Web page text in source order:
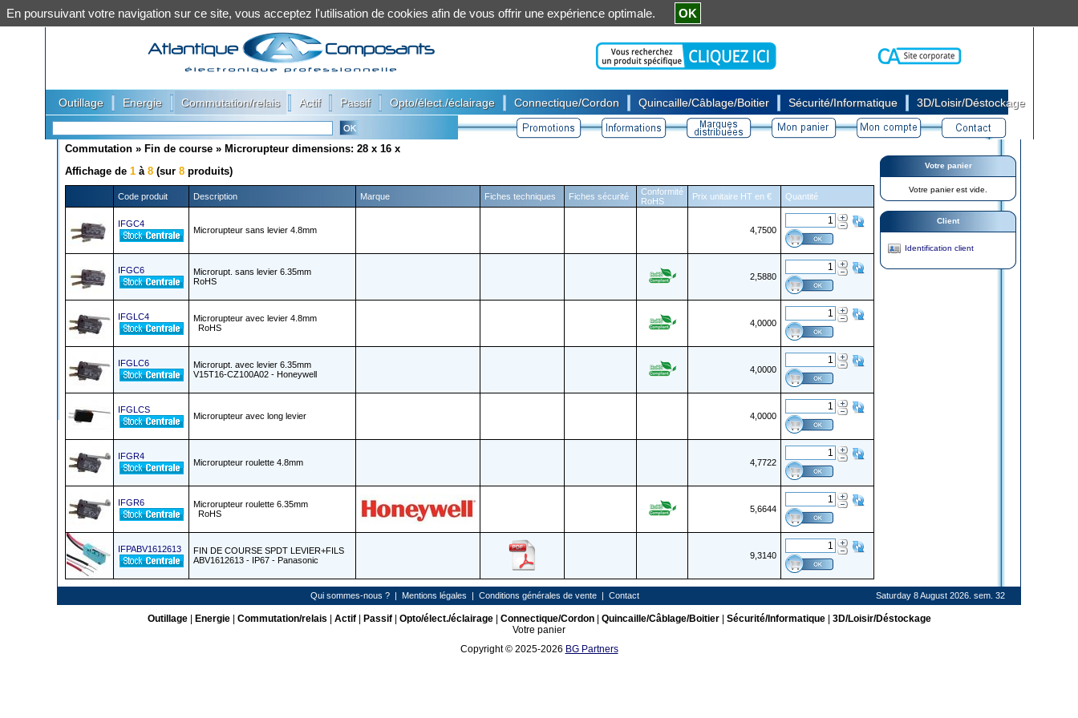
Outillage Energie Commutation/relais Actif Passif Opto/élect./éclairage Connectique/Cordon Quincaille/Câblage/Boitier Sécurité/Informatique 3D/Loisir/Déstockage
Commutation » Fin de course » Microrupteur dimensions: 28 x 16 x
Affichage de 1 à 8 (sur 8 produits)
Code produit Description Marque Fiches techniques Fiches sécurité
Conformité
RoHS
Prix unitaire HT en € Quantité
IFGC4
Microrupteur sans levier 4.8mm 4,7500
IFGC6
Microrupt. sans levier 6.35mm
RoHS
2,5880
IFGLC4
Microrupteur avec levier 4.8mm
RoHS
4,0000
IFGLC6
Microrupt. avec levier 6.35mm
V15T16-CZ100A02 - Honeywell
4,0000
IFGLCS
Microrupteur avec long levier 4,0000
IFGR4
Microrupteur roulette 4.8mm 4,7722
IFGR6
Microrupteur roulette 6.35mm
RoHS
5,6644
IFPABV1612613
FIN DE COURSE SPDT LEVIER+FILS
ABV1612613 - IP67 - Panasonic
9,3140
Votre panier
Votre panier est vide.
Client
Identification client
Qui sommes-nous ?| Mentions légales | Conditions générales de vente| Contact Saturday 8 August 2026. sem. 32
Outillage| Energie| Commutation/relais Actif| Passif| Opto/élect./éclairage| Connectique/Cordon| Quincaille/Câblage/Boitier| Sécurité/Informatique| 3D/Loisir/Déstockage
Votre panier
Copyright © 2025-2026 BG Partners
En poursuivant votre navigation sur ce site, vous acceptez l'utilisation de cookies afin de vous offrir une expérience optimale. OK